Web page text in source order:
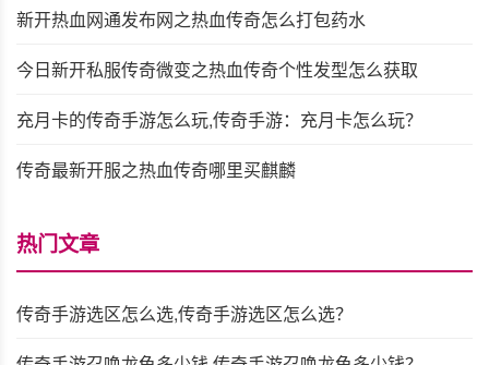
新开热血网通发布网之热血传奇怎么打包药水
今日新开私服传奇微变之热血传奇个性发型怎么获取
充月卡的传奇手游怎么玩,传奇手游：充月卡怎么玩？
传奇最新开服之热血传奇哪里买麒麟
热门文章
传奇手游选区怎么选,传奇手游选区怎么选？